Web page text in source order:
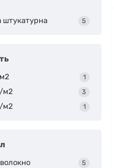
штукатурна 5
1
м2 3
м2 1
5